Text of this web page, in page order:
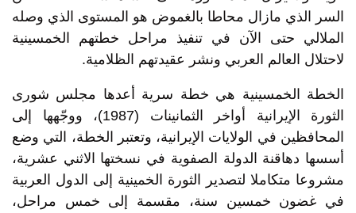
السر الذي مازال محاطا بالغموض هو المستوى الذي وصله
الملالي حتى الآن في تنفيذ مراحل خطتهم الخمسينية
لاحتلال العالم العربي ونشر عقيدتهم الظلامية.
الخطة الخمسينية هي خطة سرية أعدها مجلس شورى
الثورة الإيرانية أواخر الثمانينات (1987)، ووجّهها إلى
المحافظين في الولايات الإيرانية، وتعتبر الخطة، التي وضع
أسسها دهاقنة الدولة الصفوية في نسختها الاثني عشرية،
مشروعا متكاملا لتصدير الثورة الخمينية إلى الدول العربية
في غضون خمسين سنة، مقسمة إلى خمس مراحل،